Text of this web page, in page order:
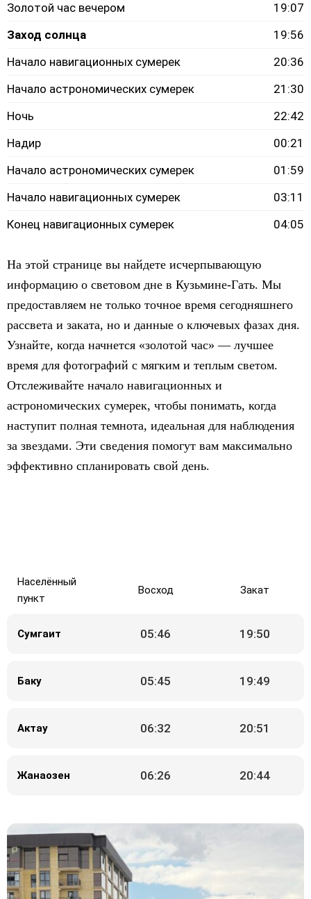
Золотой час вечером
19:07
Заход солнца
19:56
Начало навигационных сумерек
20:36
Начало астрономических сумерек
21:30
Ночь
22:42
Надир
00:21
Начало астрономических сумерек
01:59
Начало навигационных сумерек
03:11
Конец навигационных сумерек
04:05
На этой странице вы найдете исчерпывающую
информацию о световом дне в Кузьмине-Гать. Мы
предоставляем не только точное время сегодняшнего
рассвета и заката, но и данные о ключевых фазах дня.
Узнайте, когда начнется «золотой час» — лучшее
время для фотографий с мягким и теплым светом.
Отслеживайте начало навигационных и
астрономических сумерек, чтобы понимать, когда
наступит полная темнота, идеальная для наблюдения
за звездами. Эти сведения помогут вам максимально
эффективно спланировать свой день.
Населённый
пункт
Восход Закат
Сумгаит 05:46 19:50
Баку 05:45 19:49
Актау 06:32 20:51
Жанаозен 06:26 20:44